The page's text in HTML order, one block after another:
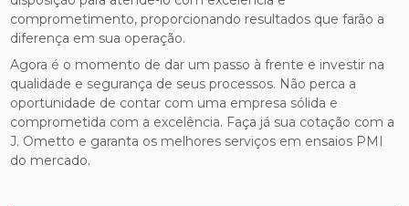
comprometimento, proporcionando resultados que farão a
diferença em sua operação.
Agora é o momento de dar um passo à frente e investir na
qualidade e segurança de seus processos. Não perca a
oportunidade de contar com uma empresa sólida e
comprometida com a excelência. Faça já sua cotação com a
J. Ometto e garanta os melhores serviços em ensaios PMI
do mercado.